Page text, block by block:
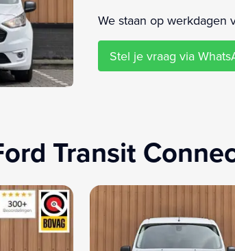
verstelbaar
We staan op werkdagen
Stel je vraag via
Transit